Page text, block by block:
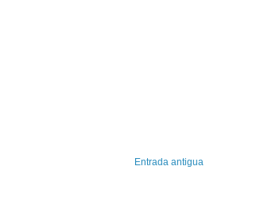
Entrada antigua